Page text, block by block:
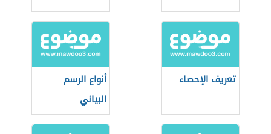
تعريف الإحصاء
أنواع الرسم
البياني